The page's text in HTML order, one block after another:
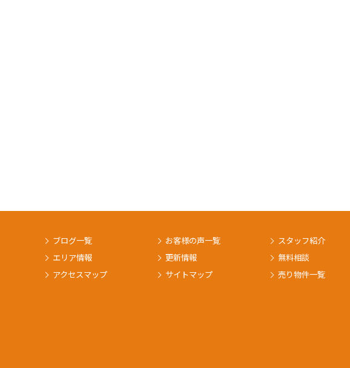
ブログ一覧
エリア情報
アクセスマップ
お客様の声一覧
更新情報
サイトマップ
スタッフ紹介
無料相談
売り物件一覧